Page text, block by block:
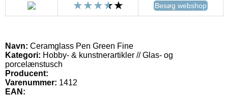
Besøg webshop
Navn: Ceramglass Pen Green Fine
Kategori: Hobby- & kunstnerartikler // Glas- og
porcelænstusch
Producent:
Varenummer: 1412
EAN: